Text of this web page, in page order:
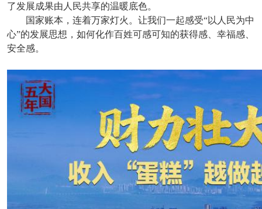
了发展成果由人民共享的温暖底色。
国家账本，连着万家灯火。让我们一起感受“以人民为中
心”的发展思想，如何化作百姓可感可知的获得感、幸福感、
安全感。